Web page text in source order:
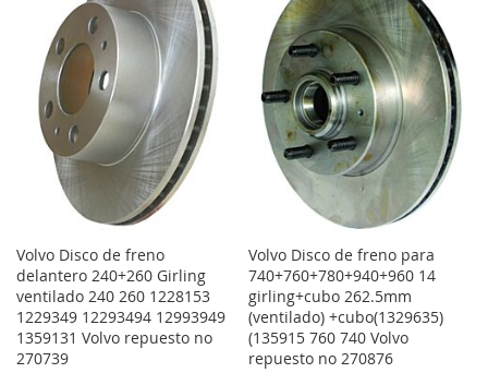
WISH
LIST
COMPARE
WISH
LIST
COMPARE
Volvo Disco de freno
delantero 240+260 Girling
ventilado 240 260 1228153
1229349 12293494 12993949
1359131 Volvo repuesto no
270739
Volvo Disco de freno para
740+760+780+940+960 14
girling+cubo 262.5mm
(ventilado) +cubo(1329635)
(135915 760 740 Volvo
repuesto no 270876